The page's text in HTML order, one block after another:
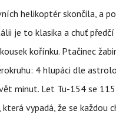
helikoptér skončila, a
je to klasika a chuť
kořínku. Ptačinec
4 hlupáci dle
minut. Let Tu-154 se
která vypadá, že se